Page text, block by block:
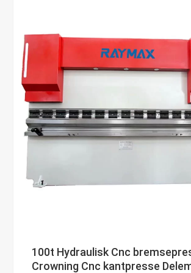
100t Hydraulisk Cnc
Crowning Cnc kantpresse